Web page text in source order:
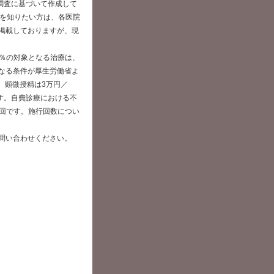
査に基づいて作成して
知りたい方は、各医院
載しておりますが、現
対象となる治療は、
る条件が厚生労働省よ
顕微授精は3万円／
。自費診療における不
です。施行回数につい
合わせください。